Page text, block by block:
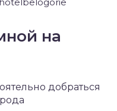
на
добраться